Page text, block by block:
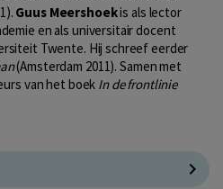
Guus Meershoekis als lector
en als universitair docent
Twente. Hij schreef eerder
(Amsterdam 2011). Samen met
van het boek In de frontlinie